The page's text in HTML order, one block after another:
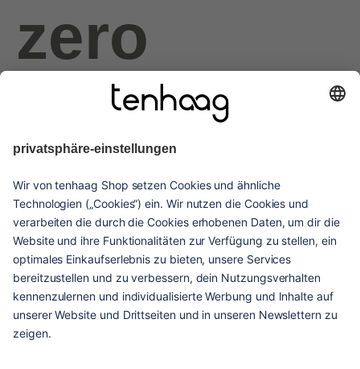
zero
haags
given
hilfe & service
kontakt